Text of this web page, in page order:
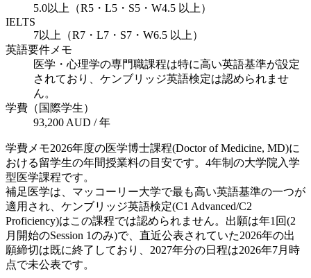
5.0以上（R5・L5・S5・W4.5 以上）
IELTS
7以上（R7・L7・S7・W6.5 以上）
英語要件メモ
医学・心理学の専門職課程は特に高い英語基準が設定
されており、ケンブリッジ英語検定は認められませ
ん。
学費（国際学生）
93,200 AUD / 年
学費メモ2026年度の医学博士課程(Doctor of Medicine, MD)に
おける留学生の年間授業料の目安です。4年制の大学院入学
型医学課程です。
補足 医学は、マッコーリー大学で最も高い英語基準の一つが
適用され、ケンブリッジ英語検定(C1 Advanced/C2
Proficiency)はこの課程では認められません。出願は年1回(2
月開始のSession 1のみ)で、直近公表されていた2026年の出
願締切は既に終了しており、2027年分の日程は2026年7月時
点で未公表です。